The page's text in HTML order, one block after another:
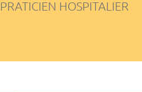
PRATICIEN HOSPITALIER